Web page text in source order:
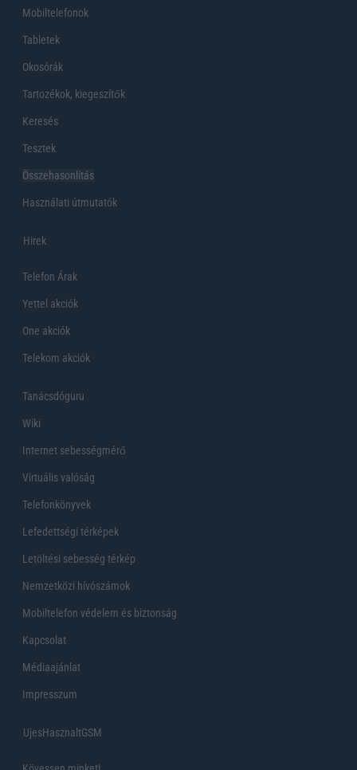
Mobiltelefonok
Tabletek
Okosórák
Tartozékok, kiegeszítők
Keresés
Tesztek
Összehasonlítás
Használati útmutatók
Hirek
Telefon Árak
Yettel akciók
One akciók
Telekom akciók
Tanácsdóguru
Wiki
Internet sebességmérő
Virtuális valóság
Telefonkönyvek
Lefedettségi térképek
Letöltési sebesség térkép
Nemzetközi hívószámok
Mobiltelefon védelem és biztonság
Kapcsolat
Médiaajánlat
Impresszum
UjesHasznaltGSM